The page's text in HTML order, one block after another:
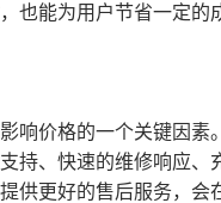
也能为用户节省一定的
响价格的一个关键因素
持、快速的维修响应、
供更好的售后服务，会